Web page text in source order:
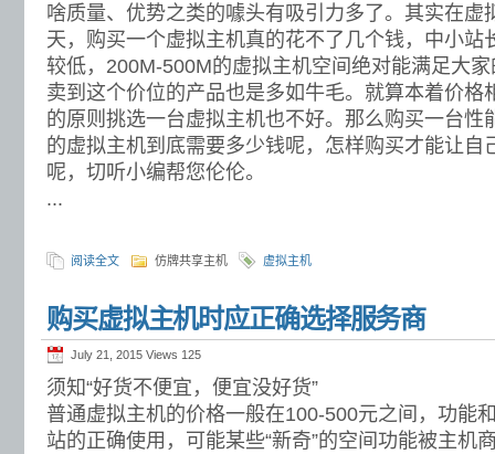
啥质量、优势之类的噱头有吸引力多了。其实在虚
天，购买一个虚拟主机真的花不了几个钱，中小站
较低，200M-500M的虚拟主机空间绝对能满足大
卖到这个价位的产品也是多如牛毛。就算本着价格
的原则挑选一台虚拟主机也不好。那么购买一台性
的虚拟主机到底需要多少钱呢，怎样购买才能让自
呢，切听小编帮您伦伦。
...
阅读全文 仿牌共享主机 虚拟主机
购买虚拟主机时应正确选择服务商
July 21, 2015 Views 125
须知“好货不便宜，便宜没好货”
普通虚拟主机的价格一般在100-500元之间，功能
站的正确使用，可能某些“新奇”的空间功能被主机